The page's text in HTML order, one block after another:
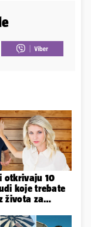
otkrivaju 10
koje trebate
života za